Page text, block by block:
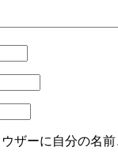
ザーに自分の名